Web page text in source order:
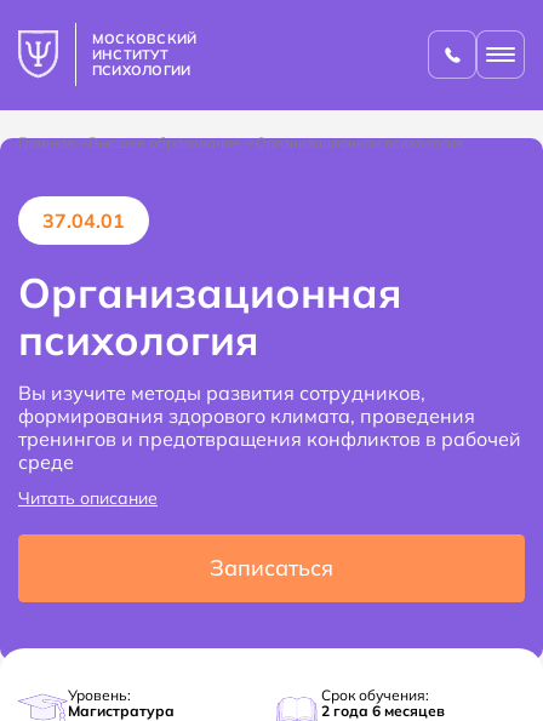
МОСКОВСКИЙ
ИНСТИТУТ
ПСИХОЛОГИИ
Главная Высшее образование Организационная психология
37.04.01
Организационная
психология
Вы изучите методы развития сотрудников,
формирования здорового климата, проведения
тренингов и предотвращения конфликтов в рабочей
среде
Читать описание
Записаться
Уровень:
Магистратура
Срок обучения:
2 года 6 месяцев